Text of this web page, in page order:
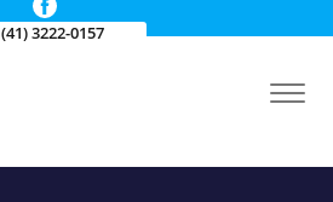
(41) 3222-0157